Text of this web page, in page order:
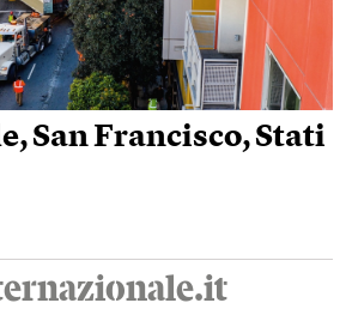
San Francisco, Stati